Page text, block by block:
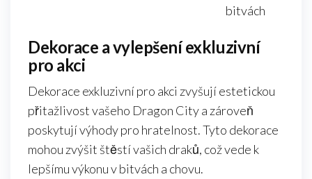
bitvách
Dekorace a vylepšení exkluzivní
pro akci
Dekorace exkluzivní pro akci zvyšují estetickou
přitažlivost vašeho Dragon City a zároveň
poskytují výhody pro hratelnost. Tyto dekorace
mohou zvýšit štěstí vašich draků, což vede k
lepšímu výkonu v bitvách a chovu.